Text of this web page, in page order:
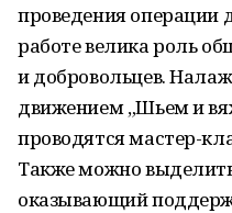
проведения операции
работе велика роль
и добровольцев.
движением „Шьем и
проводятся мастер-
Также можно
оказывающий